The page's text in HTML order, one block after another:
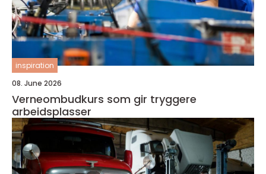
inspiration
08. June 2026
Verneombudkurs som gir tryggere
arbeidsplasser